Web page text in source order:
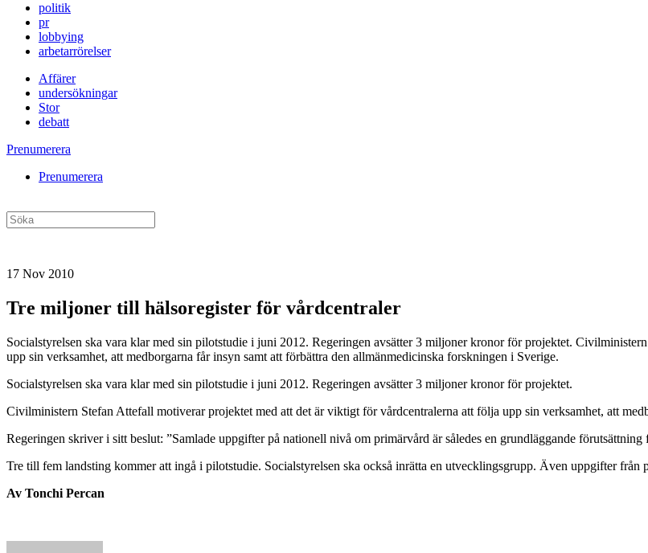
politik
pr
lobbying
arbetarrörelser
Affärer
undersökningar
Stor
debatt
Prenumerera
Prenumerera
17 Nov 2010
Tre miljoner till hälsoregister för vårdcentraler
Socialstyrelsen ska vara klar med sin pilotstudie i juni 2012. Regeringen avsätter 3 miljoner kronor för projektet.
upp sin verksamhet, att medborgarna får insyn samt att förbättra den allmänmedicinska forskningen i Sverige.
Socialstyrelsen ska vara klar med sin pilotstudie i juni 2012. Regeringen avsätter 3 miljoner kronor för projektet.
Civilministern Stefan Attefall motiverar projektet med att det är viktigt för vårdcentralerna att följa upp sin verksamhet, att
Regeringen skriver i sitt beslut: ”Samlade uppgifter på nationell nivå om primärvård är således en grundläggande
Tre till fem landsting kommer att ingå i pilotstudie. Socialstyrelsen ska också inrätta en utvecklingsgrupp. Även uppgifter från
Av Tonchi Percan